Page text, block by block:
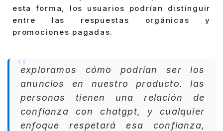
esta forma, los usuarios podrían distinguir
entre las respuestas orgánicas y
promociones pagadas.
exploramos cómo podrían ser los
anuncios en nuestro producto. las
personas tienen una relación de
confianza con chatgpt, y cualquier
enfoque respetará esa confianza,